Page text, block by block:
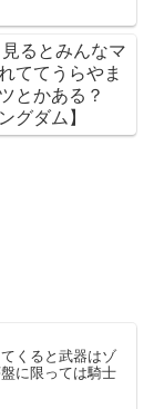
見るとみんなマ
ててうらやま
とかある？
グダム】
くると武器はゾ
に限っては騎士